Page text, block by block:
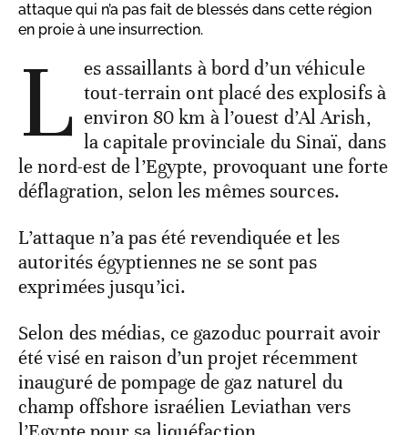
attaque qui n’a pas fait de blessés dans cette région
en proie à une insurrection.
L es assaillants à bord d’un véhicule
tout-terrain ont placé des explosifs à
environ 80 km à l’ouest d’Al Arish,
la capitale provinciale du Sinaï, dans
le nord-est de l’Egypte, provoquant une forte
déflagration, selon les mêmes sources.
L’attaque n’a pas été revendiquée et les
autorités égyptiennes ne se sont pas
exprimées jusqu’ici.
Selon des médias, ce gazoduc pourrait avoir
été visé en raison d’un projet récemment
inauguré de pompage de gaz naturel du
champ offshore israélien Leviathan vers